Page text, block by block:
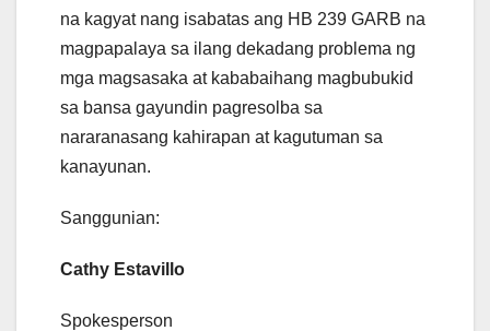
na kagyat nang isabatas ang HB 239 GARB na
magpapalaya sa ilang dekadang problema ng
mga magsasaka at kababaihang magbubukid
sa bansa gayundin pagresolba sa
nararanasang kahirapan at kagutuman sa
kanayunan.
Sanggunian:
Cathy Estavillo
Spokesperson